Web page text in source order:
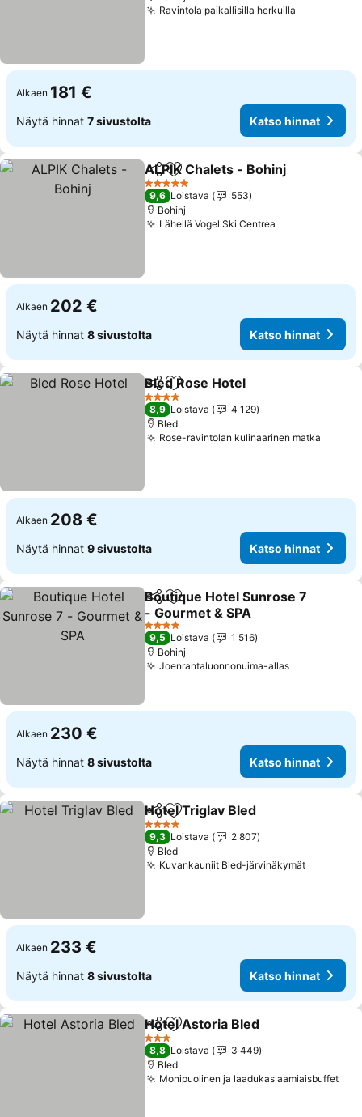
Ravintola paikallisilla herkuilla
Alkaen 181 €
Näytä hinnat 7 sivustolta Katso hinnat
Jaa Lisää suosikkeihin
ALPIK Chalets - Bohinj
5 Tähtiluokitus
9,6 Loistava
553
Bohinj
Lähellä Vogel Ski Centrea
Alkaen 202 €
Näytä hinnat 8 sivustolta Katso hinnat
Jaa Lisää suosikkeihin
Bled Rose Hotel
4 Tähtiluokitus
8,9 Loistava
4 129
Bled
Rose-ravintolan kulinaarinen matka
Alkaen 208 €
Näytä hinnat 9 sivustolta Katso hinnat
Jaa Lisää suosikkeihin
Boutique Hotel Sunrose 7
- Gourmet & SPA
Katso hinnat
4 Tähtiluokitus
9,5 Loistava
1 516
Bohinj
Joenrantaluonnonuima-allasKatso
Alkaen 230 €
Näytä hinnat 8 sivustolta Katso hinnat
Jaa Lisää suosikkeihin
Hotel Triglav Bled
4 Tähtiluokitus
9,3 Loistava
2 807
Bled
Kuvankauniit Bled-järvinäkymätKatso
Alkaen 233 €
Näytä hinnat 8 sivustolta Katso hinnat
Jaa Lisää suosikkeihin
Hotel Astoria Bled
3 Tähtiluokitus
8,8 Loistava
3 449
Bled
Monipuolinen ja laadukas aamiaisbuffet